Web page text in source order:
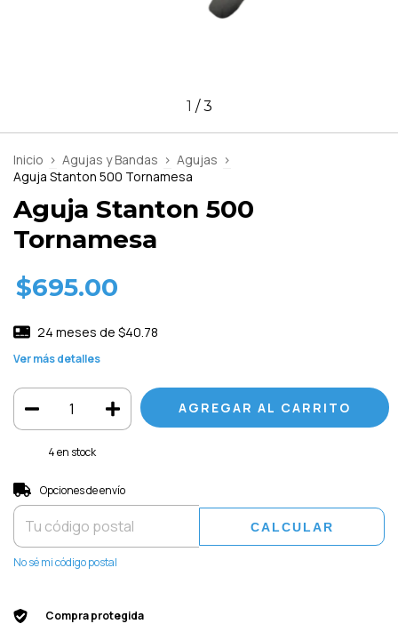
1 /3
Inicio > Agujas y Bandas > Agujas >
Aguja Stanton 500 Tornamesa
Aguja Stanton 500
Tornamesa
$695.00
24 meses de $40.78
Ver más detalles
4en stock
Entregas para el CP:
Opciones de envío
CALCULAR
No sé mi código postal
Compra protegida